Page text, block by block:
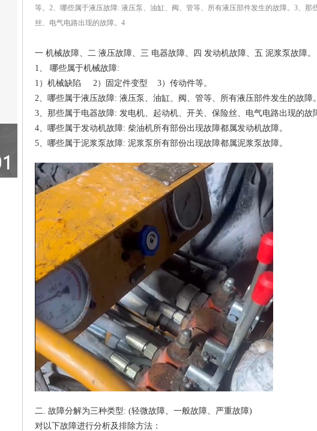
等。2、哪些属于液压故障: 液压泵、油缸、阀、管等、所有液压部件发生的故障。3、
丝、电气电路出现的故障。4
一 机械故障、二 液压故障、三 电器故障、四 发动机故障、五 泥浆泵故障。
1、 哪些属于机械故障:
1）机械缺陷 2）固定件变型 3）传动件等。
2、哪些属于液压故障: 液压泵、油缸、阀、管等、所有液压部件发生的故障
3、那些属于电器故障: 发电机、起动机、开关、保险丝、电气电路出现的故
4、哪些属于发动机故障: 柴油机所有部份出现故障都属发动机故障。
5、哪些属于泥浆泵故障: 泥浆泵所有部份出现故障都属泥浆泵故障。
二. 故障分解为三种类型: (轻微故障、一般故障、严重故障)
对以下故障进行分析及排除方法：